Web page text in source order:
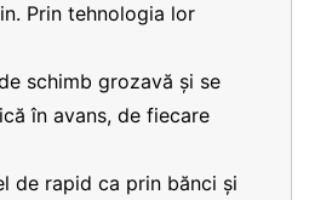
Prin tehnologia lor
schimb grozavă și se
în avans, de fiecare
de rapid ca prin bănci și